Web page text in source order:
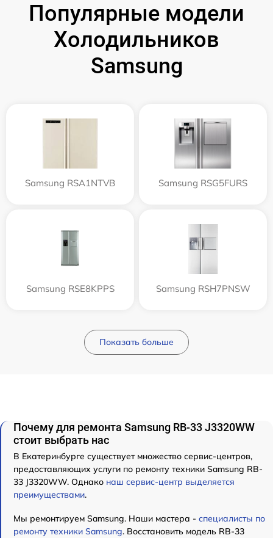
Популярные модели
Холодильников
Samsung
Samsung RSA1NTVB Samsung RSG5FURS
Samsung RSE8KPPS Samsung RSH7PNSW
Показать больше
Почему для ремонта Samsung RB-33 J3320WW
стоит выбрать нас
В Екатеринбурге существует множество сервис-центров,
предоставляющих услуги по ремонту техники Samsung RB-
33 J3320WW. Однако наш сервис-центр выделяется
преимуществами.
Мы ремонтируем Samsung. Наши мастера - специалисты по
ремонту техники Samsung. Восстановить модель RB-33